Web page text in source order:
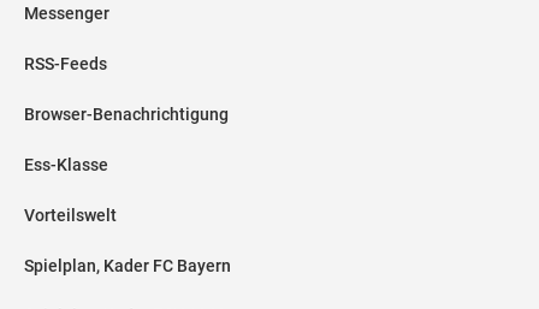
Messenger
RSS-Feeds
Browser-Benachrichtigung
Ess-Klasse
Vorteilswelt
Spielplan, Kader FC Bayern